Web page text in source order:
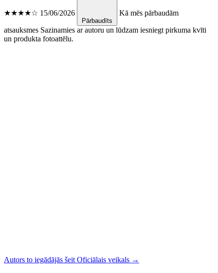
★★★★☆ 15/06/2026
Pārbaudīts
Kā mēs pārbaudām
atsauksmes Sazinamies ar autoru un lūdzam iesniegt pirkuma kvīti
un produkta fotoattēlu.
Autors to iegādājās šeit Oficiālais veikals →